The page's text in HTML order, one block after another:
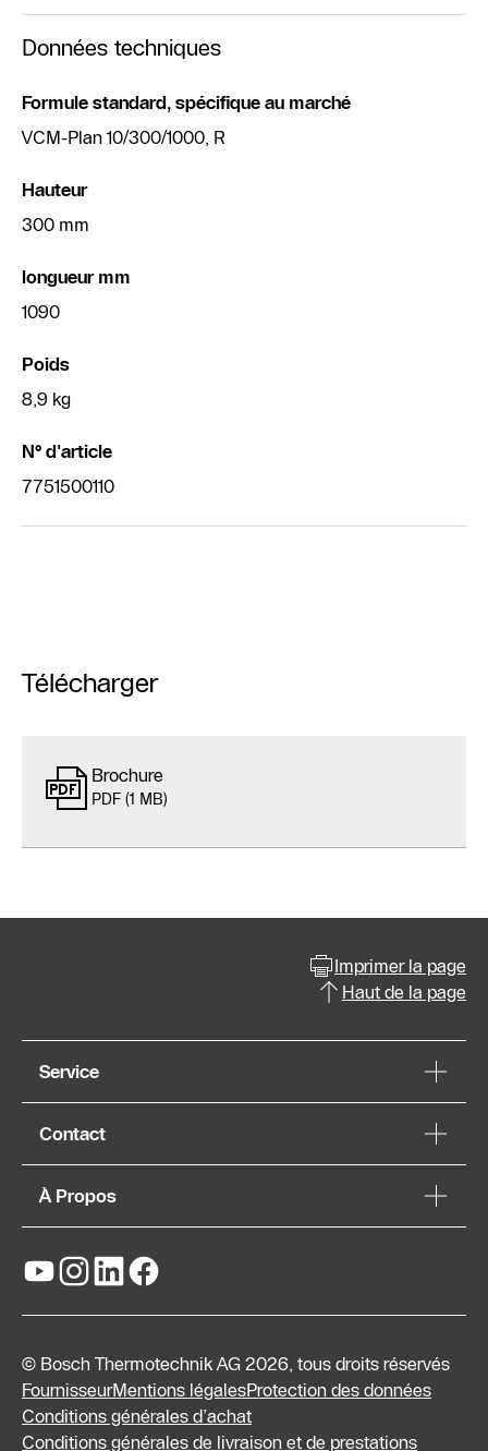
Données techniques
Formule standard, spécifique au marché
VCM-Plan 10/300/1000, R
Hauteur
300 mm
longueur mm
1090
Poids
8,9 kg
N° d'article
7751500110
Télécharger
Brochure
PDF (1 MB)
Imprimer la page
Haut de la page
Service
Contact
À Propos
© Bosch Thermotechnik AG 2026, tous droits réservés
FournisseurMentions légalesProtection des données
Conditions générales d’achat
Conditions générales de livraison et de prestations